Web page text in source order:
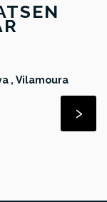
, Vilamoura
›